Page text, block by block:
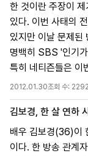
한 것이란 주장이
있다. 이번 사태의
있지만 이날 문제된
명백히 SBS '인기
특히 네티즌들은 이
2012.01.30조회 수: 2292
김보경, 한 살 연하
배우 김보경(36)이
이다. 한 방송 관계